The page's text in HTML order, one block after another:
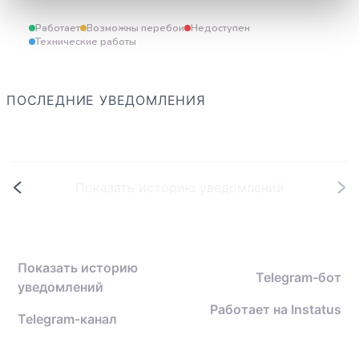
Работает Возможны перебои Недоступен
Технические работы
ПОСЛЕДНИЕ УВЕДОМЛЕНИЯ
Показать историю
уведомлений
Telegram-канал
Telegram-бот
Работает на Instatus